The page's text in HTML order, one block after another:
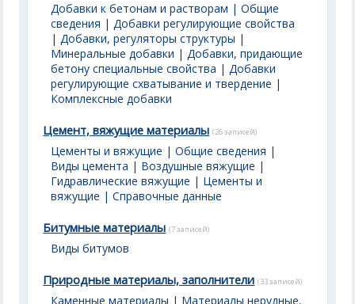
Добавки к бетонам и растворам | Общие
сведения |Добавки регулирующие свойства
|Добавки, регуляторы структуры |
Минеральные добавки |Добавки, придающие
бетону специальные свойства |Добавки
регулирующие схватывание и твердение |
Комплексные добавки
Цемент, вяжущие материалы (26 записей)
Цементы и вяжущие | Общие сведения |
Виды цемента | Воздушные вяжущие |
Гидравлические вяжущие | Цементы и
вяжущие | Справочные данные
Битумные материалы (7 записей)
Виды битумов
Природные материалы, заполнители (33 записей)
Каменные материалы | Материалы нерудные,